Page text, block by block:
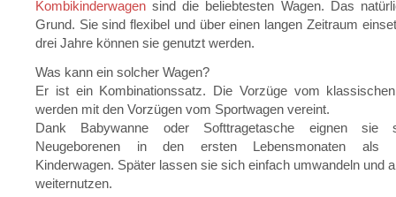
Kombikinderwagen sind die beliebtesten Wagen. Das
Grund. Sie sind flexibel und über einen langen Zeitraum
drei Jahre können sie genutzt werden.
Was kann ein solcher Wagen?
Er ist ein Kombinationssatz. Die Vorzüge vom
werden mit den Vorzügen vom Sportwagen vereint.
Dank Babywanne oder Softtragetasche eignen
Neugeborenen in den ersten Lebensmonaten als
Kinderwagen. Später lassen sie sich einfach umwandeln und
weiternutzen.